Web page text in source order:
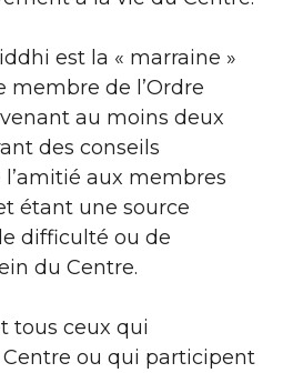
est la « marraine »
membre de l’Ordre
au moins deux
des conseils
aux membres
étant une source
difficulté ou de
du Centre.
tous ceux qui
ou qui participent